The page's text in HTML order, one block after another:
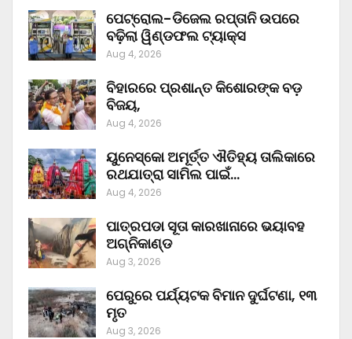
ପେଟ୍ରୋଲ-ଡିଜେଲ ରପ୍ତାନି ଉପରେ
ବଢ଼ିଲା ୱିଣ୍ଡଫଲ ଟ୍ୟାକ୍ସ
Aug 4, 2026
ବିହାରରେ ପ୍ରଶାନ୍ତ କିଶୋରଙ୍କ ବଡ଼
ବିଜୟ,
Aug 4, 2026
ୟୁନେସ୍କୋ ଅମୂର୍ତ୍ତ ଐତିହ୍ୟ ତାଲିକାରେ
ରଥଯାତ୍ରା ସାମିଲ ପାଇଁ…
Aug 4, 2026
ପାତ୍ରପଡା ସୂତା କାରଖାନାରେ ଭୟାବହ
ଅଗ୍ନିକାଣ୍ଡ
Aug 3, 2026
ପେରୁରେ ପର୍ଯ୍ୟଟକ ବିମାନ ଦୁର୍ଘଟଣା, ୧୩
ମୃତ
Aug 3, 2026